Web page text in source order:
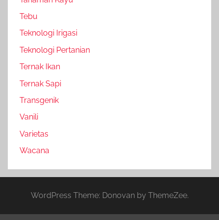
Tebu
Teknologi Irigasi
Teknologi Pertanian
Ternak Ikan
Ternak Sapi
Transgenik
Vanili
Varietas
Wacana
WordPress Theme: Donovan by ThemeZee.